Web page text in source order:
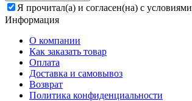
Я прочитал(а) и согласен(на) с условиями
Информация
О компании
Как заказать товар
Оплата
Доставка и самовывоз
Возврат
Политика конфиденциальности